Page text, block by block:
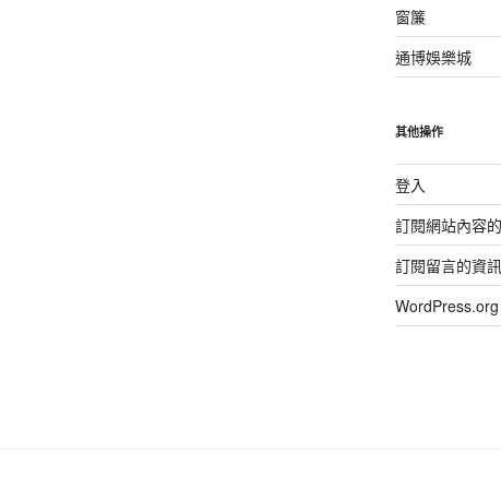
窗簾
通博娛樂城
其他操作
登入
訂閱網站內容
訂閱留言的資